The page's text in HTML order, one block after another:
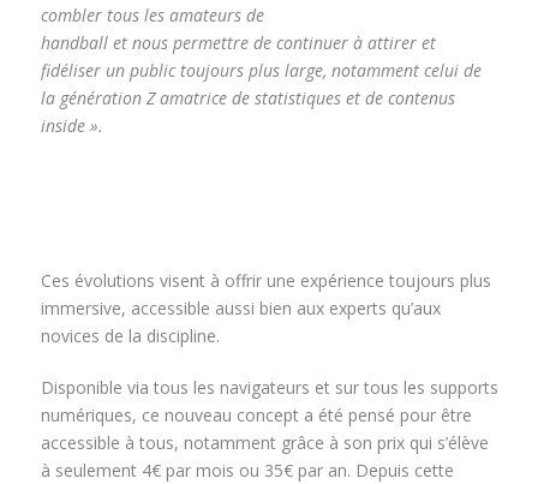
combler tous les amateurs de
handball et nous permettre de continuer à attirer et
fidéliser un public toujours plus large, notamment celui de
la génération Z amatrice de statistiques et de contenus
inside ».
Ces évolutions visent à offrir une expérience toujours plus
immersive, accessible aussi bien aux experts qu’aux
novices de la discipline.
Disponible via tous les navigateurs et sur tous les supports
numériques, ce nouveau concept a été pensé pour être
accessible à tous, notamment grâce à son prix qui s’élève
à seulement 4€ par mois ou 35€ par an. Depuis cette